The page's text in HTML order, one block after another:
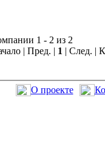
1 - 2 из 2
| Пред. | 1 | След. |
О проекте